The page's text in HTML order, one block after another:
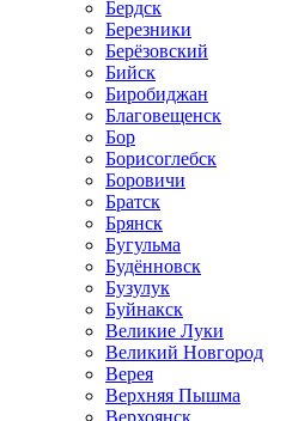
Бердск
Березники
Берёзовский
Бийск
Биробиджан
Благовещенск
Бор
Борисоглебск
Боровичи
Братск
Брянск
Бугульма
Будённовск
Бузулук
Буйнакск
Великие Луки
Великий Новгород
Верея
Верхняя Пышма
Верхоянск